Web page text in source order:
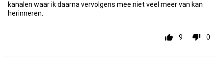
kanalen waar ik daarna vervolgens mee niet veel meer van kan
herinneren.
9 0